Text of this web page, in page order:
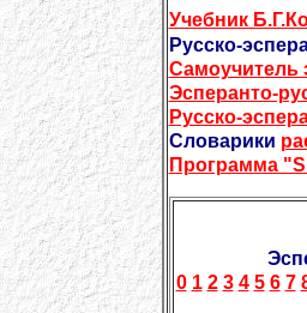
Учебник
Русско-
Самоучитель
Эсперанто-
Русско-
Словарики
Программа
0 1 2 3 4 5 6 7